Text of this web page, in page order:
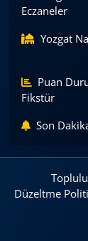
Eczaneler
Yozgat
Puan
Fikstür
Son
Düzeltme